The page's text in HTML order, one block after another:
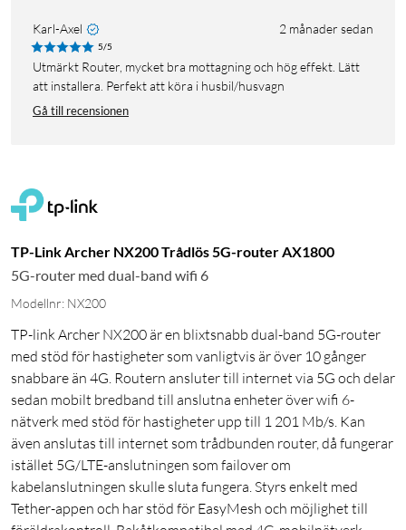
Karl-Axel 2 månader sedan
5/5
Utmärkt Router, mycket bra mottagning och hög effekt. Lätt
att installera. Perfekt att köra i husbil/husvagn
Gå till recensionen
TP-Link Archer NX200 Trådlös 5G-router AX1800
5G-router med dual-band wifi 6
Modellnr: NX200
TP-link Archer NX200 är en blixtsnabb dual-band 5G-router
med stöd för hastigheter som vanligtvis är över 10 gånger
snabbare än 4G. Routern ansluter till internet via 5G och delar
sedan mobilt bredband till anslutna enheter över wifi 6-
nätverk med stöd för hastigheter upp till 1 201 Mb/s. Kan
även anslutas till internet som trådbunden router, då fungerar
istället 5G/LTE-anslutningen som failover om
kabelanslutningen skulle sluta fungera. Styrs enkelt med
Tether-appen och har stöd för EasyMesh och möjlighet till